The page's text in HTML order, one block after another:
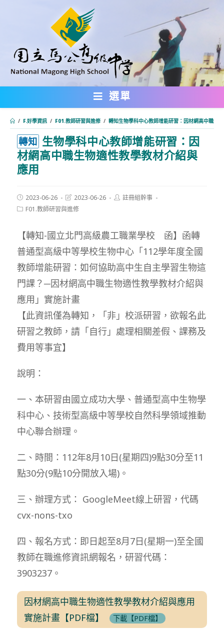
內
選單
/ F.好學資訊 / F01.教師研習與進修 / 轉知生物學科中心教師增能研習：因材網高中職生
轉知 生物學科中心教師增能研習：因
材網高中職生物適性教學教材介紹與
應用
Post
published:
2023-06-26
Post
last
modified:
2023-06-26
Post註冊組幹事
PostF01.教師研習與進修
【轉知-國立北門高級農工職業學校 函】函轉
普通型高級中等學校生物中心「112學年度全國
教師增能研習：如何協助高中生自主學習生物這
門課？─因材網高中職生物適性教學教材介紹與
應用」實施計畫
【此資訊僅為轉知，「非」校派研習，欲報名此
研習之教師，請「自行」處理相關差假、課務及
費用等事宜】
說明：
一、本研習由國立成功大學、普通型高中生物學
科中心、技術型高級中等學校自然科學領域推動
中心聯合辦理。
二、時間：112年8月10日(星期四)9點30分至11
點30分(9點10分開放入場)。
三、辦理方式： GoogleMeet線上研習，代碼
cvx-nons-txo
四、報名方式：即日起至8月7日(星期一)至全國
教師在職進修資訊網報名，研習代碼：
3903237。
因材網高中職生物適性教學教材介紹與應用
實施計畫【PDF檔】
下載【PDF檔】